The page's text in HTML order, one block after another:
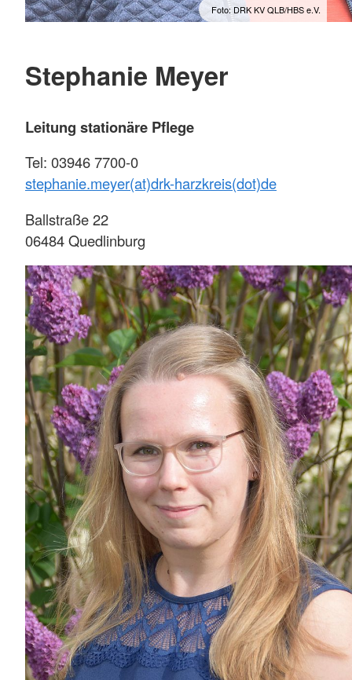
Foto: DRK KV QLB/HBS e.V.
Stephanie Meyer
Leitung stationäre Pflege
Tel: 03946 7700-0
stephanie.meyer(at)drk-harzkreis(dot)de
Ballstraße 22
06484 Quedlinburg